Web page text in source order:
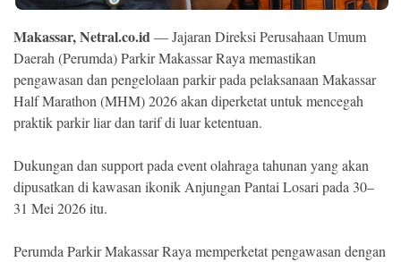
©
Copyright
2026
NETRAL
.
Reserved
Makassar, Netral.co.id— Jajaran Direksi Perusahaan Umum
Daerah (Perumda) Parkir Makassar Raya memastikan
pengawasan dan pengelolaan parkir pada pelaksanaan Makassar
Half Marathon (MHM) 2026 akan diperketat untuk mencegah
praktik parkir liar dan tarif di luar ketentuan.
Dukungan dan support pada event olahraga tahunan yang akan
dipusatkan di kawasan ikonik Anjungan Pantai Losari pada 30–
31 Mei 2026 itu.
Perumda Parkir Makassar Raya memperketat pengawasan dengan